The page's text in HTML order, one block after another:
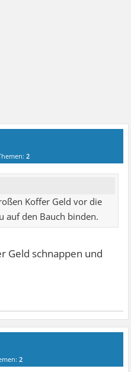
2
Koffer Geld vor die
auf den Bauch binden.
Geld schnappen und
2